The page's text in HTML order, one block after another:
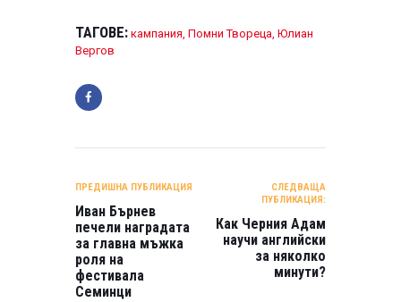
ТАГОВЕ: кампания Помни Твореца Юлиан
Вергов
ПРЕДИШНА ПУБЛИКАЦИЯ
Иван Бърнев
печели наградата
за главна мъжка
роля на
фестивала
Семинци
СЛЕДВАЩА
ПУБЛИКАЦИЯ:
Как Черния Адам
научи английски
за няколко
минути?